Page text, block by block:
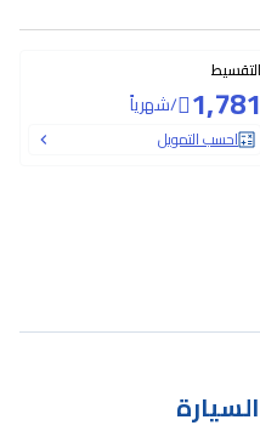
التقسيط
1,781
/شهرياً
احسب التمويل